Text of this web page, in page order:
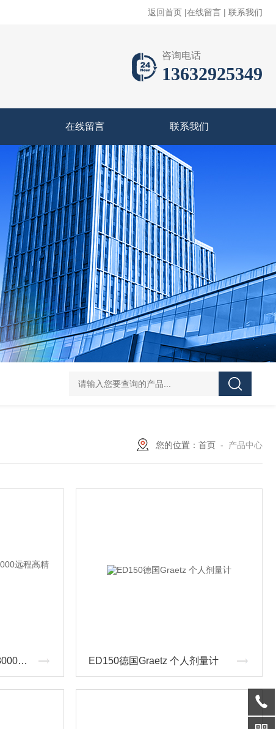
返回首页 |在线留言 | 联系我们
咨询电话
13632925349
在线留言 联系我们
您的位置： 首页 - 产品中心
S8000 RemoteMichell S8000远程高精度冷镜湿度计 ED150德国Graetz 个人剂量计